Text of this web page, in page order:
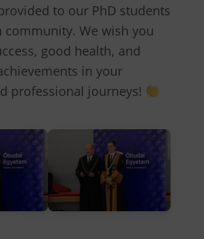
to our PhD students
community. We wish you
good health, and
in your
professional journeys!